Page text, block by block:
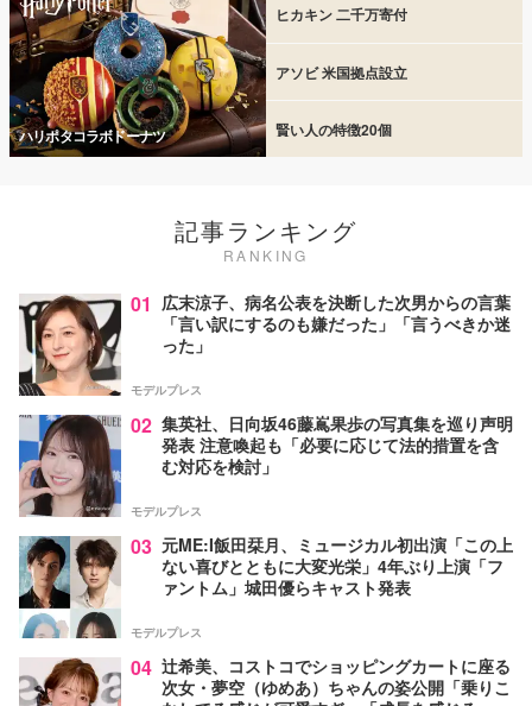
ハリポタコラボドーナツ
ヒカキン 二千万寄付
アソビ 米国拠点設立
賢い人の特徴20個
記事ランキング
RANKING
01 広末涼子、病名公表を決断した次男からの言葉
「言い訳にするのも嫌だった」「言うべきか迷
った」
モデルプレス
02 集英社、日向坂46藤嶌果歩の写真集を巡り声明
発表 注意喚起も「必要に応じて法的措置を含
む対応を検討」
モデルプレス
03 元ME:I飯田栞月、ミュージカル初出演「この上
ない喜びとともに大変光栄」4年ぶり上演「フ
ァントム」城田優らキャスト発表
モデルプレス
04 辻希美、コストコでショッピングカートに座る
次女・夢空（ゆめあ）ちゃんの姿公開「乗りこ